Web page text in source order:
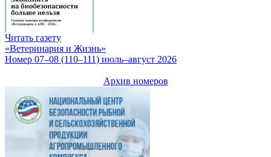
Читать газету
«Ветеринария и Жизнь»
Номер 07–08 (110–111) июль–август 2026
Архив номеров